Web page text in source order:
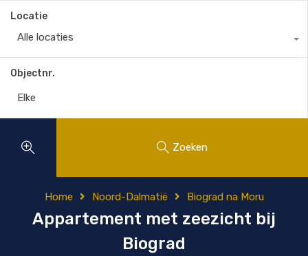
Locatie
Alle locaties
Objectnr.
Zoeken
Home Noord-Dalmatië Biograd na Moru
Appartement met zeezicht bij
Biograd